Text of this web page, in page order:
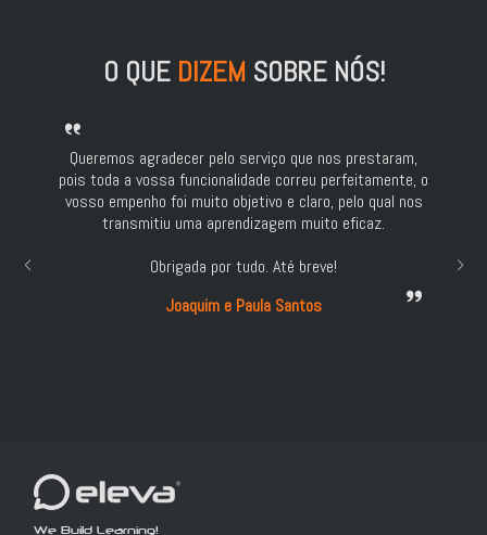
O QUE DIZEM SOBRE NÓS!
Queremos agradecer pelo serviço que nos prestaram,
pois toda a vossa funcionalidade correu perfeitamente, o
vosso empenho foi muito objetivo e claro, pelo qual nos
transmitiu uma aprendizagem muito eficaz.
Obrigada por tudo. Até breve!
Joaquim e Paula Santos
We Build Learning!